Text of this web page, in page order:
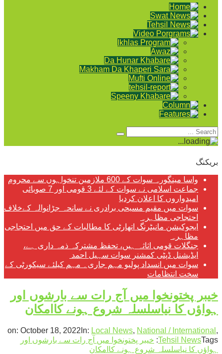
بریکنگ
واسا مینگورہ سوات کے 600 ملازمین تنخواہوں سے محروم
جماعت اسلامی نے سوات کے لئے 3 قومی اور 7 صوبائی
امیدواروں کا اعلان کردیا
سوات میں مقیم مسیحی برادری نے سانحہ جڑانوالہ کےخلاف
احتجاجی مظاہرہ
ایجوکیشن مانیٹرنگ اتھارٹی کا مطالبات کے حق میں احتجاجی
مظاہرہ
جنگلات قومی اثاثہ ہیں، تحفظ مشترکہ ذمہ داری ہے،
ایڈیشنل ڈپٹی کمشنر سوات سہیل احمد
سوات میں انسداد پولیو مہم جاری۔ مہم کیلئے سیکورٹی کے
سخت انتظامات
خیبر پختونخوا میں آج رات سے بارشوں اور
ہواؤں کا نیاسلسلہ شروع ہونے کاامکان
on: October 18, 2022 In: Local News, National / International ,
Tehsil NewsTags:
خیبر پختونخوا میں آج رات سے بارشوں اور
ہواؤں کا نیاسلسلہ شروع ہونے کاامکان